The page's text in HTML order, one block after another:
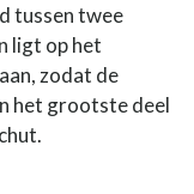
tussen twee
ligt op het
zodat de
het grootste deel